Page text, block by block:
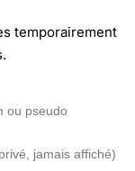
temporairement